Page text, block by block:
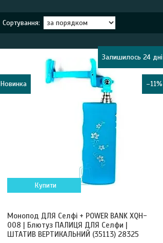
Новинка –11%
Залишилось 24 дні
Купити
Монопод ДЛЯ Селфі + POWER BANK XQH-
008 | Блютуз ПАЛИЦЯ ДЛЯ Селфи |
ШТАТИВ ВЕРТИКАЛЬНИЙ (35113) 28325